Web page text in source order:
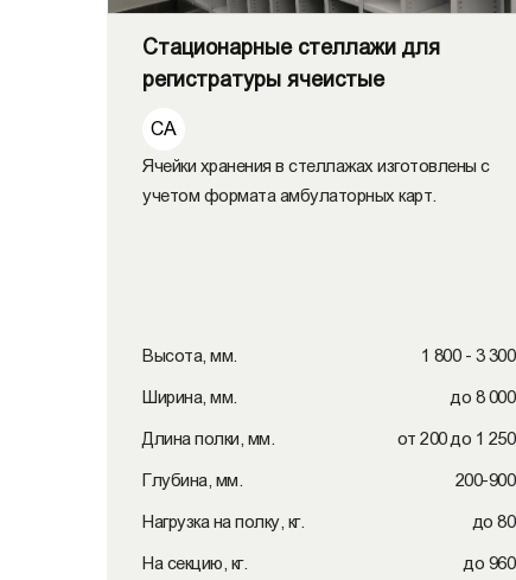
Стационарные стеллажи для
регистратуры ячеистые
СА
Ячейки хранения в стеллажах изготовлены с
учетом формата амбулаторных карт.
Высота, мм. 1 800 - 3 300
Ширина, мм. до 8 000
Длина полки, мм. от 200 до 1 250
Глубина, мм. 200-900
Нагрузка на полку, кг. до 80
На секцию, кг. до 960